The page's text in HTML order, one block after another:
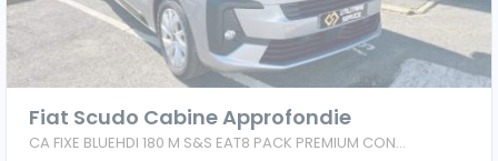
Véhicules 0 km
Tous les véhicules
Fiat Scudo Cabine Approfondie
CA FIXE BLUEHDI 180 M S&S EAT8 PACK PREMIUM CONNECT